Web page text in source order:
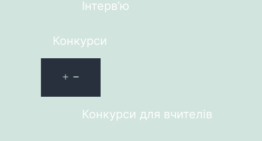
Інтерв’ю
Конкурси
Конкурси для вчителів